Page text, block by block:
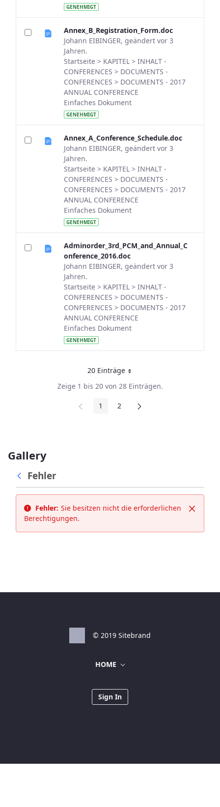
GENEHMIGT
Annex_B_Registration_Form.doc
Johann EIBINGER, geändert vor 3
Jahren.
Startseite > KAPITEL > INHALT -
CONFERENCES > DOCUMENTS -
CONFERENCES > DOCUMENTS - 2017
ANNUAL CONFERENCE
Einfaches Dokument
GENEHMIGT
Annex_A_Conference_Schedule.doc
Johann EIBINGER, geändert vor 3
Jahren.
Startseite > KAPITEL > INHALT -
CONFERENCES > DOCUMENTS -
CONFERENCES > DOCUMENTS - 2017
ANNUAL CONFERENCE
Einfaches Dokument
GENEHMIGT
Adminorder_3rd_PCM_and_Annual_C
onference_2016.doc
Johann EIBINGER, geändert vor 3
Jahren.
Startseite > KAPITEL > INHALT -
CONFERENCES > DOCUMENTS -
CONFERENCES > DOCUMENTS - 2017
ANNUAL CONFERENCE
Einfaches Dokument
GENEHMIGT
20 Einträge
Pro Seite
Zeige 1 bis 20 von 28 Einträgen.
Seite
1 Seite
2
Gallery
Fehler
Fehler: Sie besitzen nicht die erforderlichen
Berechtigungen.
© 2019 Sitebrand
HOME
Sign In